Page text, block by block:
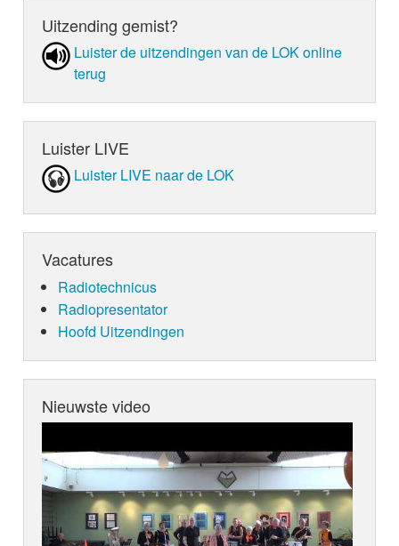
Uitzending gemist?
Luister de uit­zen­din­gen van de LOK online
terug
Luister LIVE
Luister LIVE naar de LOK
Vacatures
Radiotechnicus
Radiopresentator
Hoofd Uitzendingen
Nieuwste video